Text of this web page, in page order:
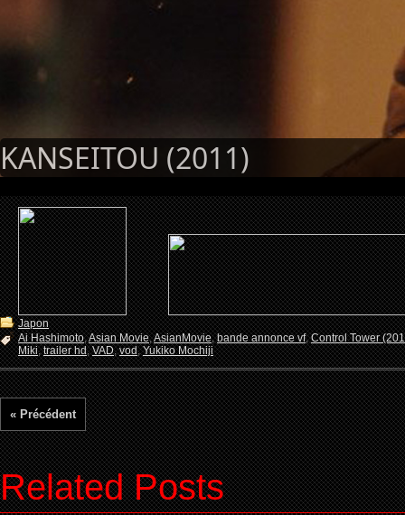
KANSEITOU (2011)
Japon
Ai Hashimoto,Asian Movie,AsianMovie,bande annonce vf,Control Tower
Miki,trailer hd,VAD,vod,Yukiko Mochiji
« Précédent
Related Posts